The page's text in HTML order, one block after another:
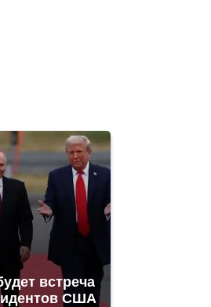
встреча
США